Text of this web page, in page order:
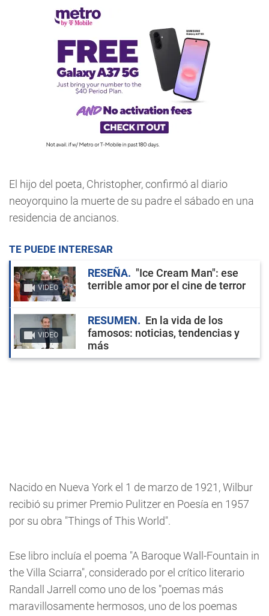
El hijo del poeta, Christopher, confirmó al diario
neoyorquino la muerte de su padre el sábado en una
residencia de ancianos.
TE PUEDE INTERESAR
VIDEO
RESEÑA
"Ice Cream Man": ese
terrible amor por el cine de terror
VIDEO
RESUMEN
En la vida de los
famosos: noticias, tendencias y
más
Nacido en Nueva York el 1 de marzo de 1921, Wilbur
recibió su primer Premio Pulitzer en Poesía en 1957
por su obra "Things of This World".
Ese libro incluía el poema "A Baroque Wall-Fountain in
the Villa Sciarra", considerado por el crítico literario
Randall Jarrell como uno de los "poemas más
maravillosamente hermosos, uno de los poemas